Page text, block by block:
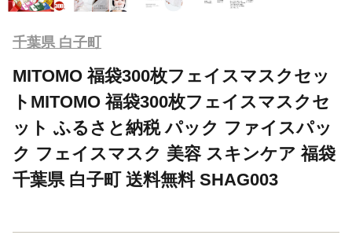
千葉県 白子町
MITOMO 福袋300枚フェイスマスクセッ
トMITOMO 福袋300枚フェイスマスクセ
ット ふるさと納税 パック ファイスパッ
ク フェイスマスク 美容 スキンケア 福袋
千葉県 白子町 送料無料 SHAG003